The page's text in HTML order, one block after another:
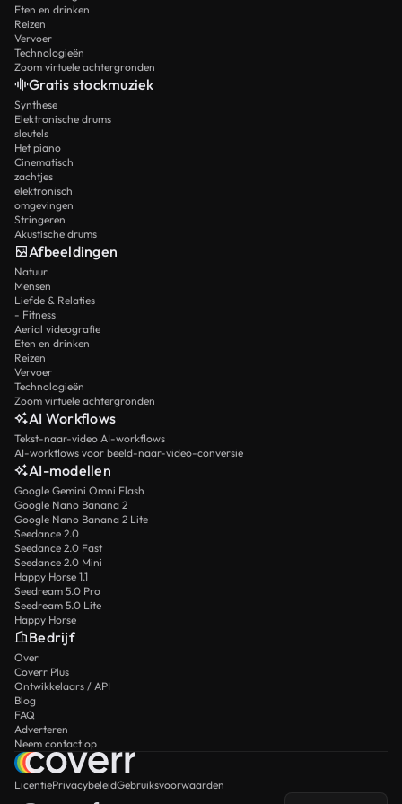
Eten en drinken
Reizen
Vervoer
Technologieën
Zoom virtuele achtergronden
Gratis stockmuziek
Synthese
Elektronische drums
sleutels
Het piano
Cinematisch
zachtjes
elektronisch
omgevingen
Stringeren
Akustische drums
Afbeeldingen
Natuur
Mensen
Liefde & Relaties
- Fitness
Aerial videografie
Eten en drinken
Reizen
Vervoer
Technologieën
Zoom virtuele achtergronden
AI Workflows
Tekst-naar-video AI-workflows
AI-workflows voor beeld-naar-video-conversie
AI-modellen
Google Gemini Omni Flash
Google Nano Banana 2
Google Nano Banana 2 Lite
Seedance 2.0
Seedance 2.0 Fast
Seedance 2.0 Mini
Happy Horse 1.1
Seedream 5.0 Pro
Seedream 5.0 Lite
Happy Horse
Bedrijf
Over
Coverr Plus
Ontwikkelaars / API
Blog
FAQ
Adverteren
Neem contact op
LicentiePrivacybeleidGebruiksvoorwaarden